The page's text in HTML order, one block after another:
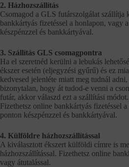
2. Házhozszállítás
Csomagod a GLS futárszolgálat szállítja
bankkártyás fizetéssel a honlapon, vagy
készpénzzel és bankkártyával.
3. Szállítás GLS csomagpontra
Ha el szeretnéd kerülni a lebukás
ékszer esetén (eljegyzési gyűrű) és ez
kedvesed jelenléte miatt meg tudnál
bizonytalan, hogy át tudod-e venni a
futár, akkor válaszd ezt a szállítási módot.
Fizethetsz online bankkártyás fizetéssel
ponton készpénzzel és bankkártyával.
4. Külföldre házhozszállítással
A kiválasztott ékszert külföldi címre is
házhozszállítással. Fizethetsz online
vagy átutalással.